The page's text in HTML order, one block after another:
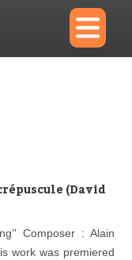
×
Reproductor
(David
Composer : Alain
work was premiered